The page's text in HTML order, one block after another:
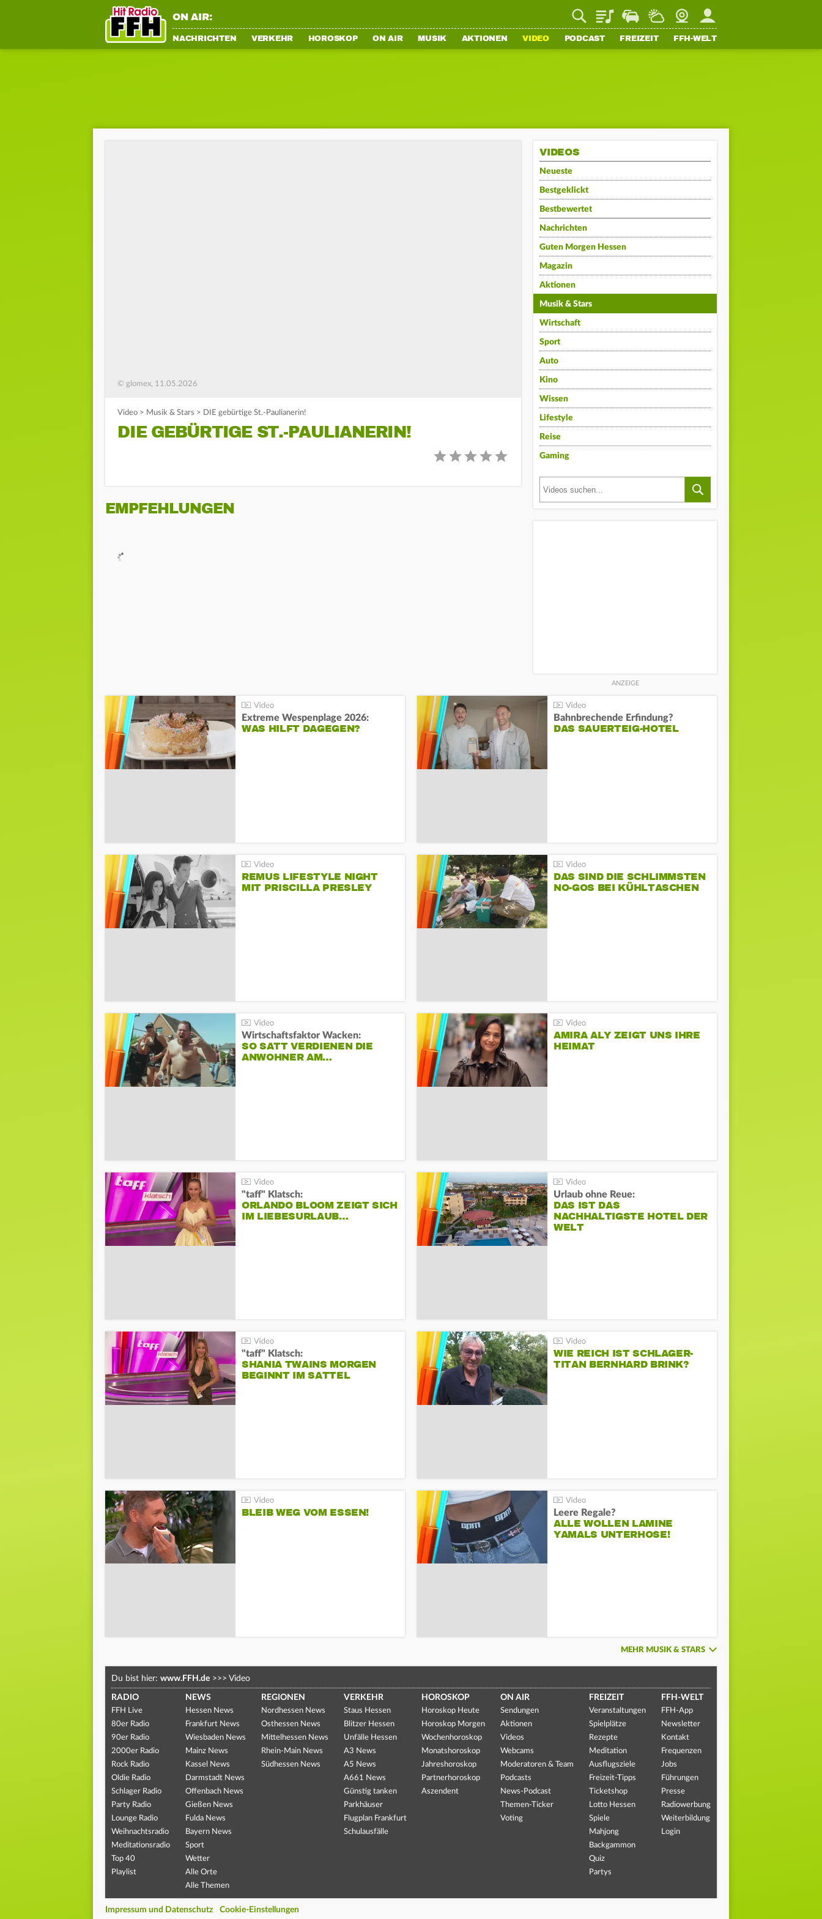
ON AIR: PlaylistStaupilotWetterWebcamMein FFH
NACHRICHTEN VERKEHR HOROSKOP ON AIR MUSIK AKTIONEN VIDEO PODCAST FREIZEIT FFH-WELT
© glomex, 11.05.2026
Video > Musik & Stars > DIE gebürtige St.-Paulianerin!
DIE GEBÜRTIGE ST.-PAULIANERIN!
EMPFEHLUNGEN
VIDEOS
Neueste
Bestgeklickt
Bestbewertet
Nachrichten
Guten Morgen Hessen
Magazin
Aktionen
Musik & Stars
Wirtschaft
Sport
Auto
Kino
Wissen
Lifestyle
Reise
Gaming
Extreme Wespenplage 2026:
WAS HILFT DAGEGEN?
Bahnbrechende Erfindung?
DAS SAUERTEIG-HOTEL
REMUS LIFESTYLE NIGHT
MIT PRISCILLA PRESLEY
DAS SIND DIE SCHLIMMSTEN
NO-GOS BEI KÜHLTASCHEN
Wirtschaftsfaktor Wacken:
SO SATT VERDIENEN DIE
ANWOHNER AM…
AMIRA ALY ZEIGT UNS IHRE
HEIMAT
"taff" Klatsch:
ORLANDO BLOOM ZEIGT SICH
IM LIEBESURLAUB…
Urlaub ohne Reue:
DAS IST DAS
NACHHALTIGSTE HOTEL DER
WELT
"taff" Klatsch:
SHANIA TWAINS MORGEN
BEGINNT IM SATTEL
WIE REICH IST SCHLAGER-
TITAN BERNHARD BRINK?
BLEIB WEG VOM ESSEN! Leere Regale?
ALLE WOLLEN LAMINE
YAMALS UNTERHOSE!
MEHR MUSIK & STARS
Du bist hier: www.FFH.de >>> Video
RADIO
FFH Live
80er Radio
90er Radio
2000er Radio
Rock Radio
Oldie Radio
Schlager Radio
Party Radio
Lounge Radio
Weihnachtsradio
Meditationsradio
Top 40
Playlist
NEWS
Hessen News
Frankfurt News
Wiesbaden News
Mainz News
Kassel News
Darmstadt News
Offenbach News
Gießen News
Fulda News
Bayern News
Sport
Wetter
Alle Orte
Alle Themen
REGIONEN
Nordhessen News
Osthessen News
Mittelhessen News
Rhein-Main News
Südhessen News
VERKEHR
Staus Hessen
Blitzer Hessen
Unfälle Hessen
A3 News
A5 News
A661 News
Günstig tanken
Parkhäuser
Flugplan Frankfurt
Schulausfälle
HOROSKOP
Horoskop Heute
Horoskop Morgen
Wochenhoroskop
Monatshoroskop
Jahreshoroskop
Partnerhoroskop
Aszendent
ON AIR
Sendungen
Aktionen
Videos
Webcams
Moderatoren & Team
Podcasts
News-Podcast
Themen-Ticker
Voting
FREIZEIT
Veranstaltungen
Spielplätze
Rezepte
Meditation
Ausflugsziele
Freizeit-Tipps
Ticketshop
Lotto Hessen
Spiele
Mahjong
Backgammon
Quiz
Partys
FFH-WELT
FFH-App
Newsletter
Kontakt
Frequenzen
Jobs
Führungen
Presse
Radiowerbung
Weiterbildung
Login
Impressum und Datenschutz Cookie-Einstellungen